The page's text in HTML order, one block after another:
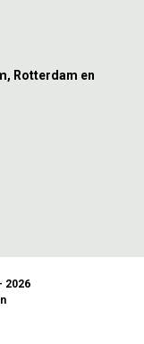
Rotterdam en
2026